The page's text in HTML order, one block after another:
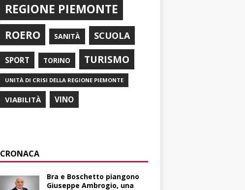
REGIONE PIEMONTE
ROERO SANITÀ SCUOLA
SPORT TORINO TURISMO
UNITÀ DI CRISI DELLA REGIONE PIEMONTE
VIABILITÀ VINO
CRONACA
Bra e Boschetto piangono
Giuseppe Ambrogio, una